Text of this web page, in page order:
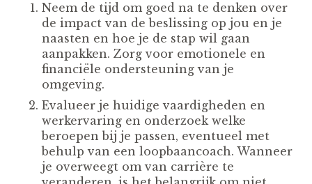
Neem de tijd om goed na te denken over
de impact van de beslissing op jou en je
naasten en hoe je de stap wil gaan
aanpakken. Zorg voor emotionele en
financiële ondersteuning van je
omgeving.
Evalueer je huidige vaardigheden en
werkervaring en onderzoek welke
beroepen bij je passen, eventueel met
behulp van een loopbaancoach. Wanneer
je overweegt om van carrière te